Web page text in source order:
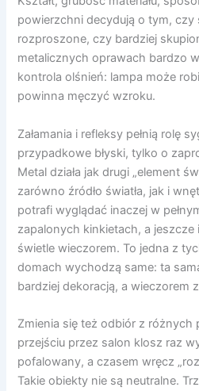
powierzchni decydują o tym, czy
rozproszone, czy bardziej
metalicznych oprawach bardzo
kontrola olśnień: lampa może
powinna męczyć wzroku.
Załamania i refleksy pełnią rolę
przypadkowe błyski, tylko o
Metal działa jak drugi „element
zarówno źródło światła, jak i
potrafi wyglądać inaczej w
zapalonych kinkietach, a jeszcze
świetle wieczorem. To jedna z
domach wychodzą same: ta
bardziej dekoracją, a wieczorem
Zmienia się też odbiór z różnych
przejściu przez salon klosz raz
pofalowany, a czasem wręcz
Takie obiekty nie są neutralne.